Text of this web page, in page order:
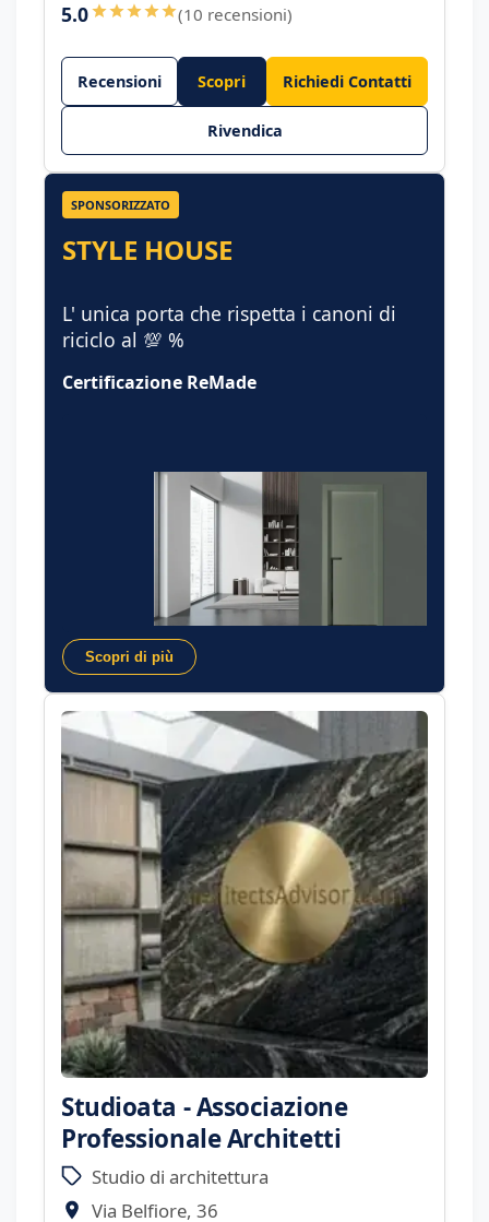
5.0 (10 recensioni)
Recensioni Scopri Richiedi Contatti
Rivendica
SPONSORIZZATO
STYLE HOUSE
L' unica porta che rispetta i canoni di
riciclo al 💯 %
Certificazione ReMade
Scopri di più
Studioata - Associazione
Professionale Architetti
Studio di architettura
Via Belfiore, 36